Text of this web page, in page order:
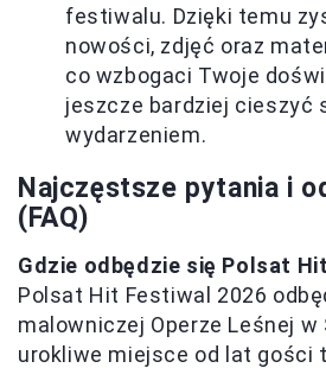
festiwalu. Dzięki temu
nowości, zdjęć oraz
co wzbogaci Twoje
jeszcze bardziej cieszyć
wydarzeniem.
Najczęstsze pytania i
(FAQ)
Gdzie odbędzie się Polsat
Polsat Hit Festiwal 2026
malowniczej Operze Leśnej w
urokliwe miejsce od lat gości